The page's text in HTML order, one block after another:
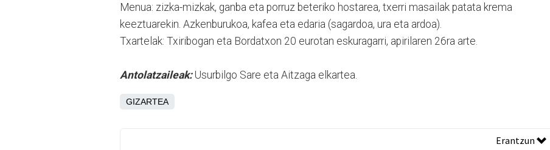
Menua: zizka-mizkak, ganba eta porruz beteriko hostarea, txerri masailak patata krema
keeztuarekin. Azkenburukoa, kafea eta edaria (sagardoa, ura eta ardoa).
Txartelak: Txiribogan eta Bordatxon 20 eurotan eskuragarri, apirilaren 26ra arte.
Antolatzaileak:Usurbilgo Sare eta Aitzaga elkartea.
GIZARTEA
Erantzun